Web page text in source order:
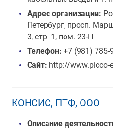
Адрес организации:
Петербург, просп.
3, стр. 1, пом. 23-Н
Телефон: +7 (981) 785-
Сайт: http://www.picco-
КОНСИС, ПТФ, ООО
Описание